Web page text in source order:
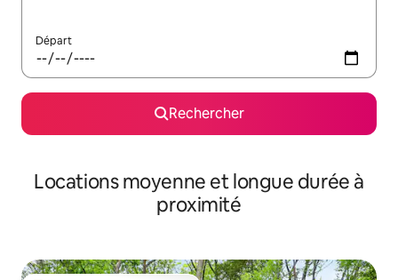
Départ
Rechercher
Locations moyenne et longue durée à
proximité